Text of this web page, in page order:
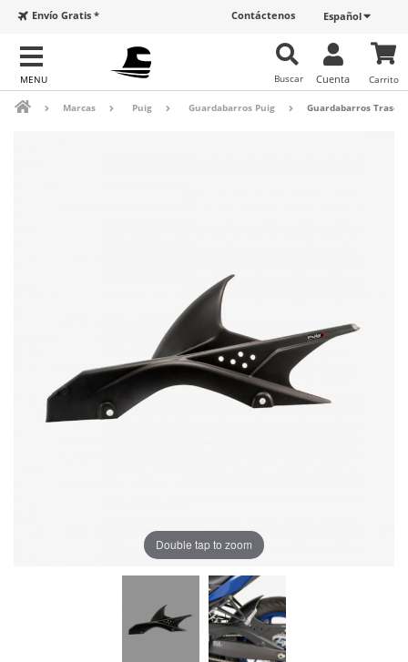
Español
Contáctenos
Envío Gratis *
Carrito
Cuenta
Buscar
Marcas Puig Guardabarros Puig Guardabarros Trasero
Double tap to zoom